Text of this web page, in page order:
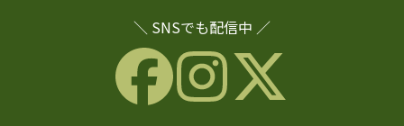
＼ SNSでも配信中 ／